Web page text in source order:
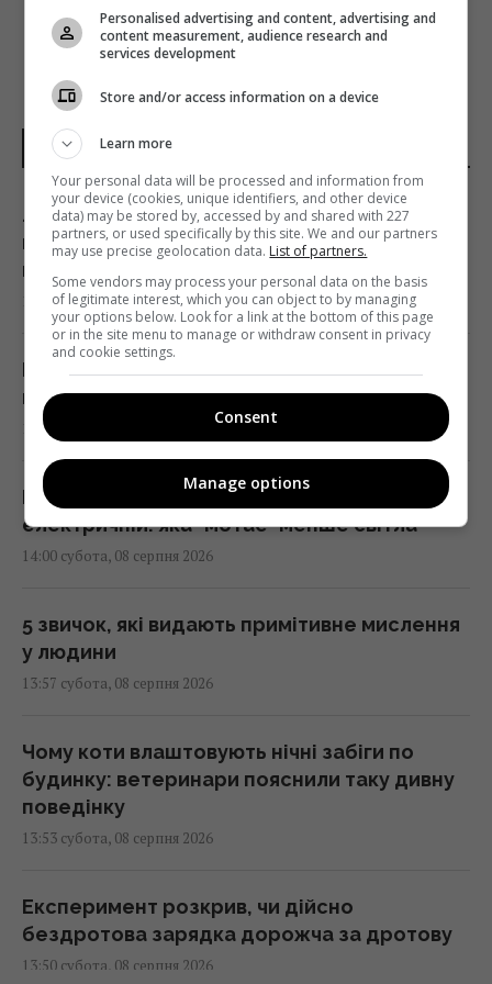
НОВИНИ УКРАЇНИ І СВІТУ
Лідер російського гурту "Ногу свело!"
вперше назвав справжню причину приїзду
в Україну
14:12 субота, 08 серпня 2026
ШІ навчився створювати життєздатні
віруси, яких не існувало в природі, - NYT
14:08 субота, 08 серпня 2026
На якій плиті їжа смачніша – індукційній чи
електричній: яка "мотає" менше світла
14:00 субота, 08 серпня 2026
5 звичок, які видають примітивне мислення
у людини
13:57 субота, 08 серпня 2026
Чому коти влаштовують нічні забіги по
будинку: ветеринари пояснили таку дивну
поведінку
13:53 субота, 08 серпня 2026
Експеримент розкрив, чи дійсно
бездротова зарядка дорожча за дротову
13:50 субота, 08 серпня 2026
Personalised advertising and content, advertising and
content measurement, audience research and
services development
Store and/or access information on a device
Learn more
Your personal data will be processed and information from
your device (cookies, unique identifiers, and other device
data) may be stored by, accessed by and shared with 227
partners, or used specifically by this site. We and our partners
may use precise geolocation data. List of partners.
Some vendors may process your personal data on the basis
of legitimate interest, which you can object to by managing
your options below. Look for a link at the bottom of this page
or in the site menu to manage or withdraw consent in privacy
and cookie settings.
Consent
Manage options